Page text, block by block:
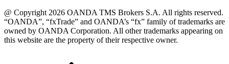
@ Copyright 2026 OANDA TMS Brokers S.A. All rights reserved.
“OANDA”, “fxTrade” and OANDA’s “fx” family of trademarks are
owned by OANDA Corporation. All other trademarks appearing on
this website are the property of their respective owner.